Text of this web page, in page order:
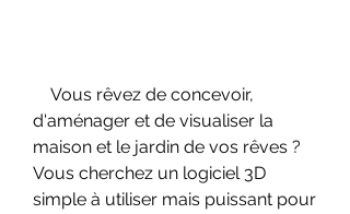
d'aménager et de visualiser la
maison et le jardin de vos rêves ?
Vous cherchez un logiciel 3D
simple à utiliser mais puissant pour